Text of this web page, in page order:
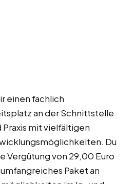
einen fachlich
an der Schnittstelle
mit vielfältigen
Du
Vergütung von 29,00 Euro
Paket an